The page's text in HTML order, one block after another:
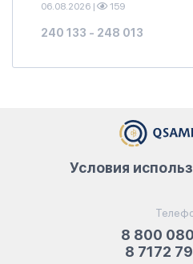
06.08.2026 | 159
240 133 - 248 013
8 800
8 7172
Условия